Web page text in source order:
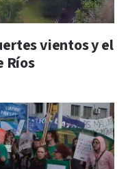
vientos y el
Ríos